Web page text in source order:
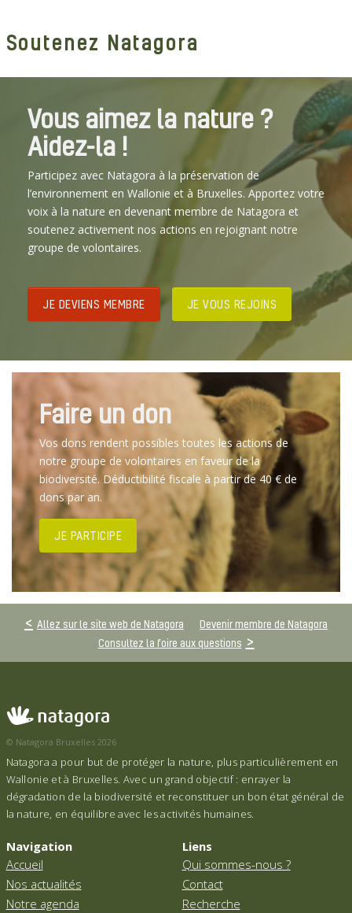
Soutenez Natagora
Vous aimez la nature ?
Aidez-la !
Participez avec Natagora à la préservation de
l’environnement en Wallonie et à Bruxelles. Apportez votre
voix à la nature en devenant membre de Natagora et
soutenez activement nos actions en rejoignant notre
groupe de volontaires.
JE DEVIENS MEMBRE JE VOUS REJOINS
Faire un don
Vos dons rendent possibles toutes les actions de
notre groupe de volontaires en faveur de la
biodiversité. Déductibilité fiscale à partir de 40 € de
dons par an.
JE PARTICIPE
Allez sur le site web de Natagora
Devenir membre de Natagora
Consultez la foire aux questions
© Natagora Bruxelles 2026
Natagora a pour but de protéger la nature, plus particulièrement en
Wallonie et à Bruxelles. Avec un grand objectif : enrayer la
dégradation de la biodiversité et reconstituer un bon état général de
la nature, en équilibre avec les activités humaines.
Navigation
Accueil
Nos actualités
Notre agenda
Liens
Qui sommes-nous ?
Contact
Recherche